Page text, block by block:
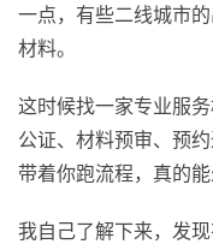
一点，有些二线城市
材料。
这时候找一家专业服
公证、材料预审、预
带着你跑流程，真的能
我自己了解下来，发